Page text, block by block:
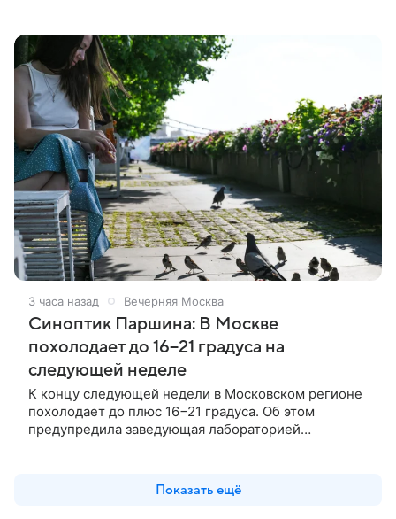
3 часа назад Вечерняя Москва
Синоптик Паршина: В Москве
похолодает до 16−21 градуса на
следующей неделе
К концу следующей недели в Московском регионе
похолодает до плюс 16−21 градуса. Об этом
предупредила заведующая лабораторией
Показать ещё